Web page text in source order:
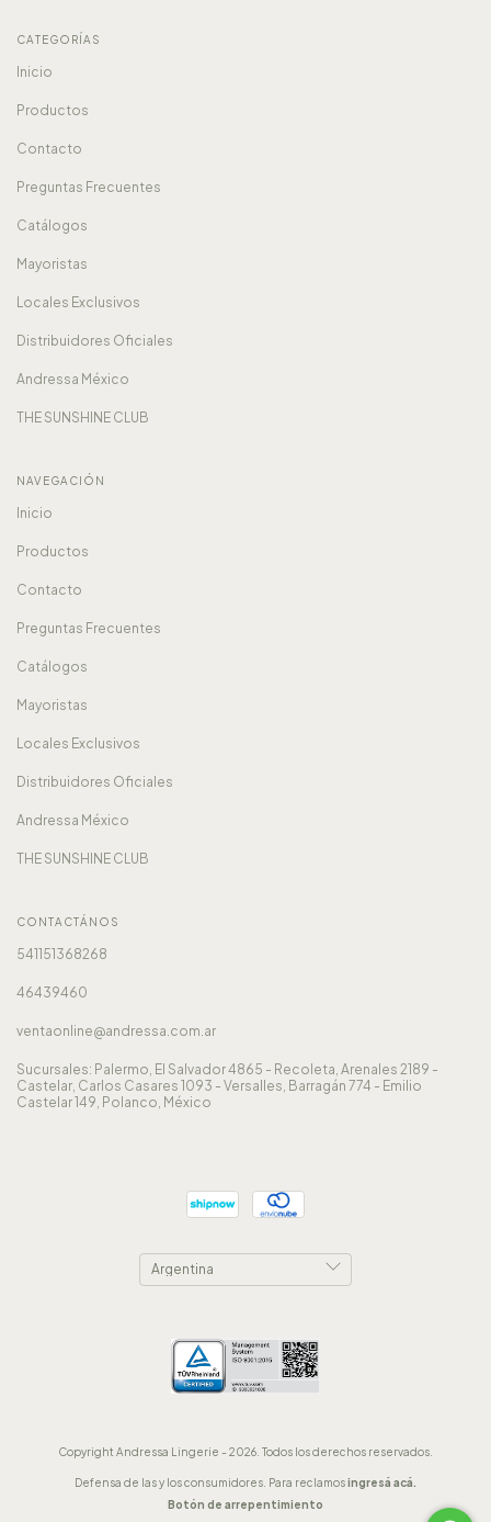
CATEGORÍAS
Inicio
Productos
Contacto
Preguntas Frecuentes
Catálogos
Mayoristas
Locales Exclusivos
Distribuidores Oficiales
Andressa México
THE SUNSHINE CLUB
NAVEGACIÓN
Inicio
Productos
Contacto
Preguntas Frecuentes
Catálogos
Mayoristas
Locales Exclusivos
Distribuidores Oficiales
Andressa México
THE SUNSHINE CLUB
CONTACTÁNOS
541151368268
46439460
ventaonline@andressa.com.ar
Sucursales: Palermo, El Salvador 4865 - Recoleta, Arenales 2189 -
Castelar, Carlos Casares 1093 - Versalles, Barragán 774 - Emilio
Castelar 149, Polanco, México
Copyright Andressa Lingerie - 2026. Todos los derechos reservados.
Defensa de las y los consumidores. Para reclamosingresá acá.
Botón de arrepentimiento